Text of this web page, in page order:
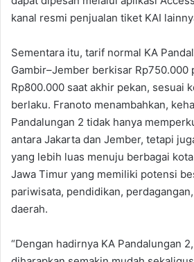
kanal resmi penjualan tiket KAI
‎Sementara itu, tarif normal KA
Gambir–Jember berkisar Rp750.000
Rp800.000 saat akhir pekan, sesuai
berlaku. ‎Franoto menambahkan,
Pandalungan 2 tidak hanya
antara Jakarta dan Jember, tetapi
yang lebih luas menuju berbagai
Jawa Timur yang memiliki potensi
pariwisata, pendidikan,
daerah. ‎
“Dengan hadirnya KA Pandalungan